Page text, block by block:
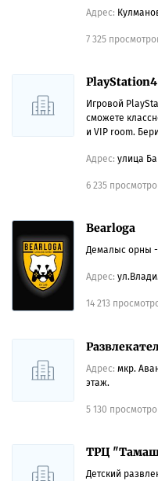
Адрес:
7 325
PlayStation4
Игровой
сможете
и VIP room.
Адрес: улица
6 235
Bearloga
Демалыс орны
Адрес:
14 213
Адрес: мкр.
этаж.
5 130
ТРЦ
Детский